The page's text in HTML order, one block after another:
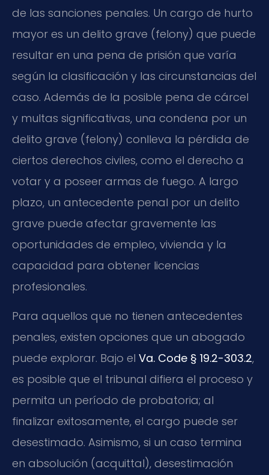
de las sanciones penales. Un cargo de hurto
mayor es un delito grave (felony) que puede
resultar en una pena de prisión que varía
según la clasificación y las circunstancias del
caso. Además de la posible pena de cárcel
y multas significativas, una condena por un
delito grave (felony) conlleva la pérdida de
ciertos derechos civiles, como el derecho a
votar y a poseer armas de fuego. A largo
plazo, un antecedente penal por un delito
grave puede afectar gravemente las
oportunidades de empleo, vivienda y la
capacidad para obtener licencias
profesionales.
Para aquellos que no tienen antecedentes
penales, existen opciones que un abogado
puede explorar. Bajo el Va. Code § 19.2-303.2,
es posible que el tribunal difiera el proceso y
permita un período de probatoria; al
finalizar exitosamente, el cargo puede ser
desestimado. Asimismo, si un caso termina
en absolución (acquittal), desestimación